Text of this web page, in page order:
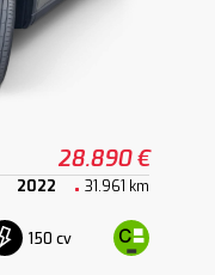
28.890 €
2022 31.961 km
150 cv